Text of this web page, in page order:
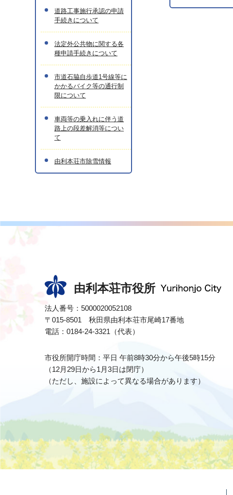
道路工事施行承認の申請
手続きについて
法定外公共物に関する各
種申請手続きについて
市道石脇自歩道1号線等に
かかるバイク等の通行制
限について
車両等の乗入れに伴う道
路上の段差解消等につい
て
由利本荘市除雪情報
由利本荘市役所
法人番号：5000020052108
〒015-8501 秋田県由利本荘市尾崎17番地
電話：0184-24-3321（代表）
市役所開庁時間：平日 午前8時30分から午後5時15分
（12月29日から1月3日は閉庁）
（ただし、施設によって異なる場合があります）